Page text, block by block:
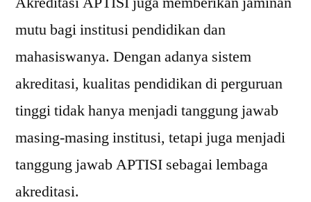
mutu bagi institusi pendidikan dan
mahasiswanya. Dengan adanya sistem
akreditasi, kualitas pendidikan di perguruan
tinggi tidak hanya menjadi tanggung jawab
masing-masing institusi, tetapi juga menjadi
tanggung jawab APTISI sebagai lembaga
akreditasi.